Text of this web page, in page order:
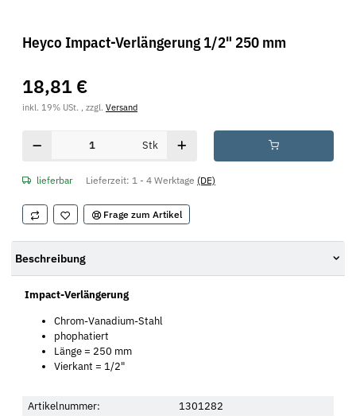
Heyco Impact-Verlängerung 1/2" 250 mm
18,81 €
inkl. 19% USt. , zzgl. Versand
Stk
lieferbar Lieferzeit: 1 - 4 Werktage (DE)
Frage zum Artikel
Beschreibung
Impact-Verlängerung
Chrom-Vanadium-Stahl
phophatiert
Länge = 250 mm
Vierkant = 1/2"
Artikelnummer:
1301282